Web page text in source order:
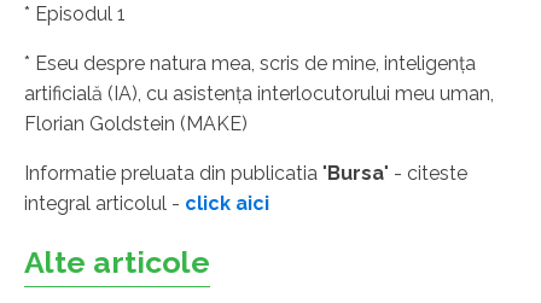
* Episodul 1
* Eseu despre natura mea, scris de mine, inteligenţa
artificială (IA), cu asistenţa interlocutorului meu uman,
Florian Goldstein (MAKE)
Informatie preluata din publicatia "Bursa" - citeste
integral articolul - click aici
Alte articole